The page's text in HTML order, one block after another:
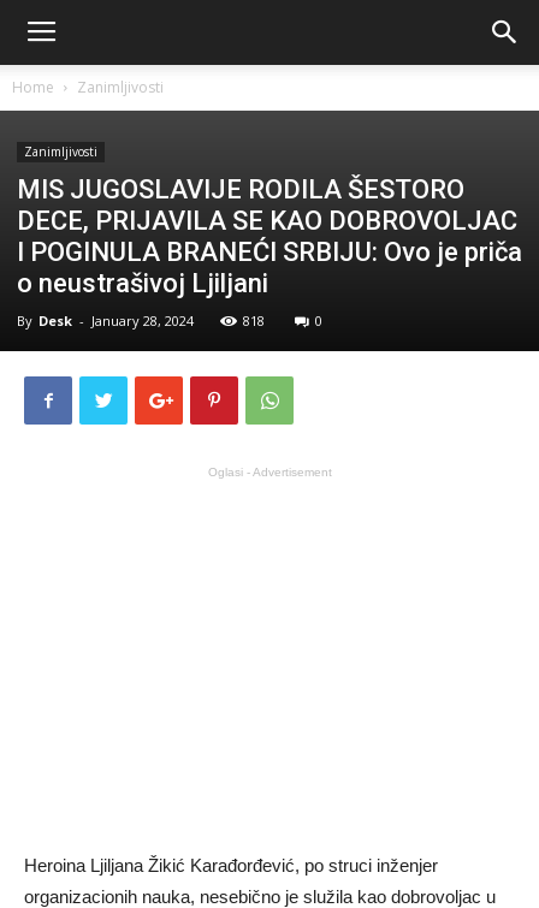
Home Zanimljivosti
Zanimljivosti
MIS JUGOSLAVIJE RODILA ŠESTORO
DECE, PRIJAVILA SE KAO DOBROVOLJAC
I POGINULA BRANEĆI SRBIJU: Ovo je priča
o neustrašivoj Ljiljani
By Desk - January 28, 2024 818 0
Oglasi - Advertisement
Heroina Ljiljana Žikić Karađorđević, po struci inženjer
organizacionih nauka, nesebično je služila kao dobrovoljac u